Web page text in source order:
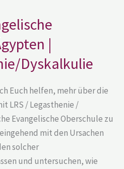
|
Dyskalkulie
Euch helfen, mehr über die
LRS / Legasthenie /
Evangelische Oberschule zu
mit den Ursachen
solcher
und untersuchen, wie